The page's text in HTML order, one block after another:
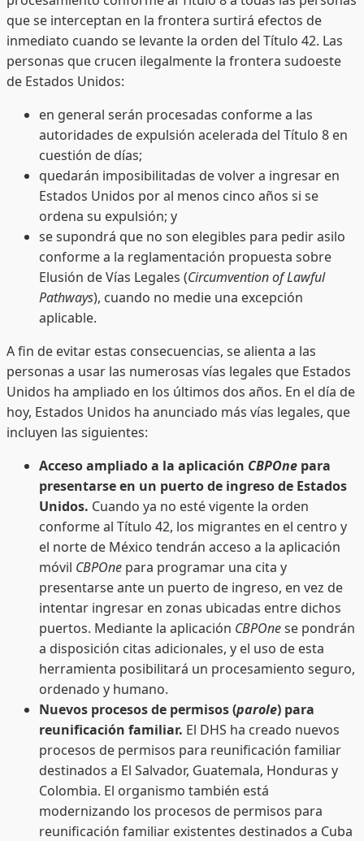
que se interceptan en la frontera surtirá efectos de
inmediato cuando se levante la orden del Título 42. Las
personas que crucen ilegalmente la frontera sudoeste
de Estados Unidos:
en general serán procesadas conforme a las
autoridades de expulsión acelerada del Título 8 en
cuestión de días;
quedarán imposibilitadas de volver a ingresar en
Estados Unidos por al menos cinco años si se
ordena su expulsión; y
se supondrá que no son elegibles para pedir asilo
conforme a la reglamentación propuesta sobre
Elusión de Vías Legales (Circumvention of Lawful
Pathways), cuando no medie una excepción
aplicable.
A fin de evitar estas consecuencias, se alienta a las
personas a usar las numerosas vías legales que Estados
Unidos ha ampliado en los últimos dos años. En el día de
hoy, Estados Unidos ha anunciado más vías legales, que
incluyen las siguientes:
Acceso ampliado a la aplicación CBPOne para
presentarse en un puerto de ingreso de Estados
Unidos. Cuando ya no esté vigente la orden
conforme al Título 42, los migrantes en el centro y
el norte de México tendrán acceso a la aplicación
móvil CBPOne para programar una cita y
presentarse ante un puerto de ingreso, en vez de
intentar ingresar en zonas ubicadas entre dichos
puertos. Mediante la aplicación CBPOnese pondrán
a disposición citas adicionales, y el uso de esta
herramienta posibilitará un procesamiento seguro,
ordenado y humano.
Nuevos procesos de permisos (parole) para
reunificación familiar. El DHS ha creado nuevos
procesos de permisos para reunificación familiar
destinados a El Salvador, Guatemala, Honduras y
Colombia. El organismo también está
modernizando los procesos de permisos para
reunificación familiar existentes destinados a Cuba